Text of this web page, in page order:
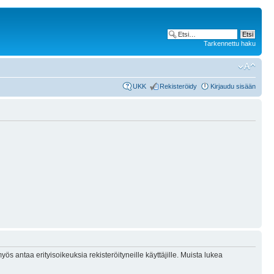
Tarkennettu haku
UKK Rekisteröidy Kirjaudu sisään
antaa erityisoikeuksia rekisteröityneille käyttäjille. Muista lukea